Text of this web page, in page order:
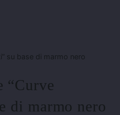
su base di marmo nero
“Curve
di marmo nero